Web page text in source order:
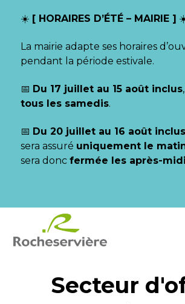
☀️ [ HORAIRES D’ÉTÉ – MAIRIE ]
La mairie adapte ses horaires
pendant la période estivale.
📅 Du 17 juillet au 15 août inclus,
tous les samedis.
📅 Du 20 juillet au 16 août inclus
sera assuré uniquement le
sera donc fermée les après-midi
contenu
pied
Secteur